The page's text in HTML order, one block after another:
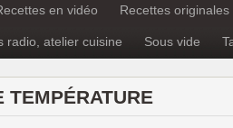
en vidéo Recettes originales
radio, atelier cuisine Sous vide
TEMPÉRATURE